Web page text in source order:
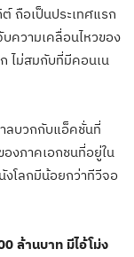
ถือเป็นประเทศแรก
บความเคลื่อนไหวของ
ไม่สมกับที่มีคอนเน
ลบวกกับแอ็คชั่นที่
งภาคเอกชนที่อยู่ใน
งโลกมีน้อยกว่าทีวีจอ
ล้านบาท มีไอ้โม่ง